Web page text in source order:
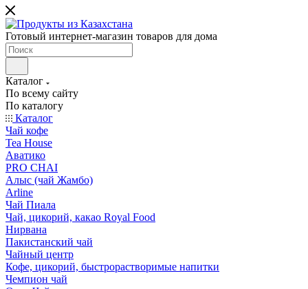
Готовый интернет-магазин товаров для дома
Каталог
По всему сайту
По каталогу
Каталог
Чай кофе
Tea House
Аватико
PRO CHAI
Алыс (чай Жамбо)
Arline
Чай Пиала
Чай, цикорий, какао Royal Food
Нирвана
Пакистанский чай
Чайный центр
Кофе, цикорий, быстрорастворимые напитки
Чемпион чай